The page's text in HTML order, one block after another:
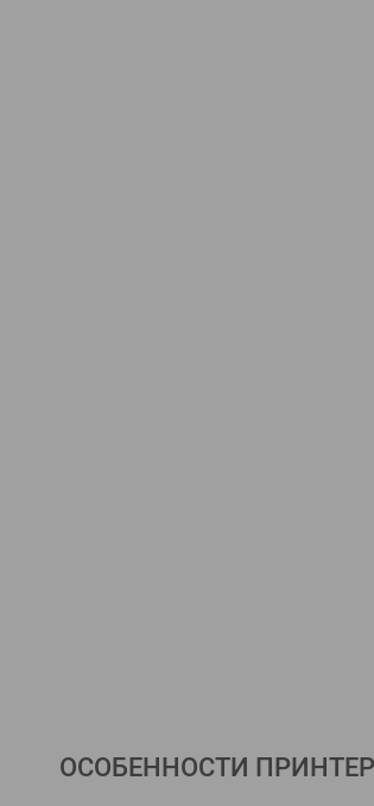
ОСОБЕННОСТИ